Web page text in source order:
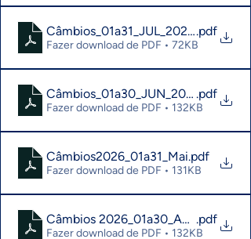
.pdf
Fazer download de PDF • 72KB
Câmbios_01a30_JUN_2026.pdf
Fazer download de PDF • 132KB
Câmbios2026_01a31_Mai.pdf
Fazer download de PDF • 131KB
Câmbios 2026_01a30_Abr.pdf
.pdf
Fazer download de PDF • 132KB